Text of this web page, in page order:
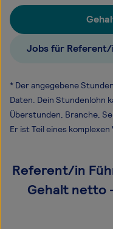
Jobs für
* Der angegebene
Daten. Dein Stundenlohn
Überstunden, Branche,
Er ist Teil eines
Referent/in
Gehalt netto